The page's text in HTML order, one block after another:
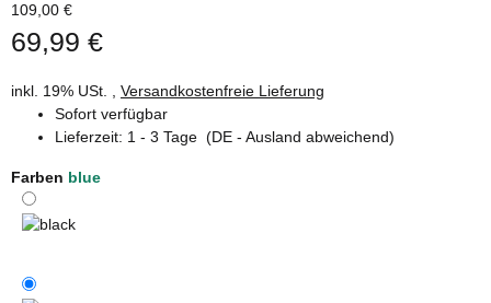
109,00 €
69,99 €
inkl. 19% USt. , Versandkostenfreie Lieferung
Sofort verfügbar
Lieferzeit: 1 - 3 Tage (DE - Ausland abweichend)
Farben blue
black